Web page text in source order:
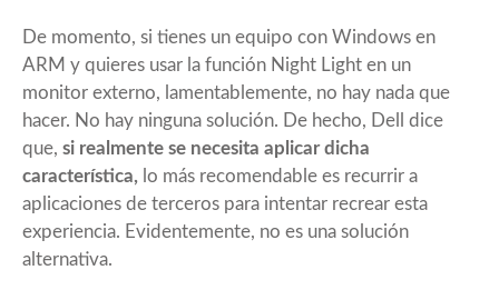
De momento, si tienes un equipo con Windows en
ARM y quieres usar la función Night Light en un
monitor externo, lamentablemente, no hay nada que
hacer. No hay ninguna solución. De hecho, Dell dice
que, si realmente se necesita aplicar dicha
característica, lo más recomendable es recurrir a
aplicaciones de terceros para intentar recrear esta
experiencia. Evidentemente, no es una solución
alternativa.